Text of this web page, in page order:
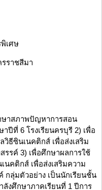
เศษ
รราชสีมา
ษาสภาพปัญหาการสอน
ที่ 6 โรงเรียนครบุรี 2) เพื่อ
ธีซินเนคติกส์ เพื่อส่งเสริม
รรค์ 3) เพื่อศึกษาผลการใช้
คติกส์ เพื่อส่งเสริมความ
กลุ่มตัวอย่าง เป็นนักเรียนชั้น
งศึกษาภาคเรียนที่ 1 ปีการ